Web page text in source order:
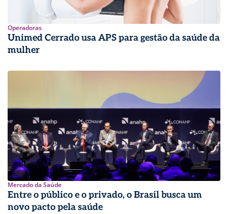
Operadoras
Unimed Cerrado usa APS para gestão da saúde da
mulher
Mercado da Saúde
Entre o público e o privado, o Brasil busca um
novo pacto pela saúde